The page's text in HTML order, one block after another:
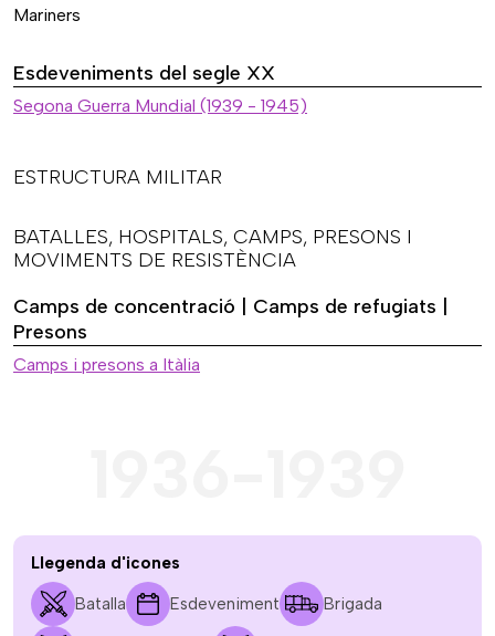
Mariners
Esdeveniments del segle XX
Segona Guerra Mundial (1939 - 1945)
ESTRUCTURA MILITAR
BATALLES, HOSPITALS, CAMPS, PRESONS I
MOVIMENTS DE RESISTÈNCIA
Camps de concentració | Camps de refugiats |
Presons
Camps i presons a Itàlia
Llegenda d'icones
Batalla Esdeveniment Brigada